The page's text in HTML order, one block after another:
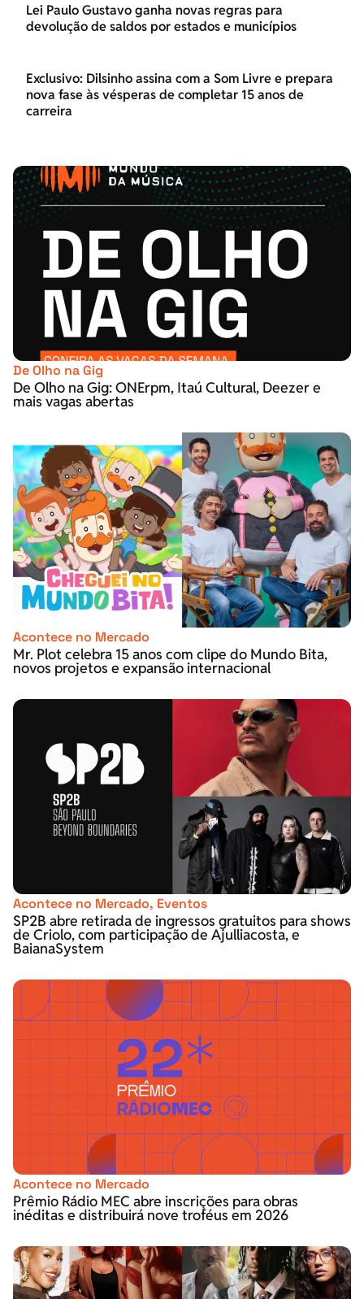
Lei Paulo Gustavo ganha novas regras para
devolução de saldos por estados e municípios
Exclusivo: Dilsinho assina com a Som Livre e prepara
nova fase às vésperas de completar 15 anos de
carreira
De Olho na Gig
De Olho na Gig: ONErpm, Itaú Cultural, Deezer e
mais vagas abertas
Acontece no Mercado
Mr. Plot celebra 15 anos com clipe do Mundo Bita,
novos projetos e expansão internacional
Acontece no Mercado, Eventos
SP2B abre retirada de ingressos gratuitos para shows
de Criolo, com participação de Ajulliacosta, e
BaianaSystem
Acontece no Mercado
Prêmio Rádio MEC abre inscrições para obras
inéditas e distribuirá nove troféus em 2026